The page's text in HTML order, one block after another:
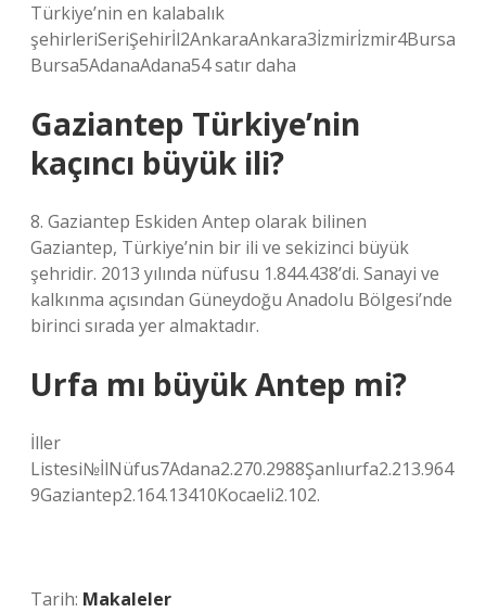
Türkiye’nin en kalabalık
şehirleriSeriŞehirİl2AnkaraAnkara3İzmirİzmir4Bursa
Bursa5AdanaAdana54 satır daha
Gaziantep Türkiye’nin
kaçıncı büyük ili?
8. Gaziantep Eskiden Antep olarak bilinen
Gaziantep, Türkiye’nin bir ili ve sekizinci büyük
şehridir. 2013 yılında nüfusu 1.844.438’di. Sanayi ve
kalkınma açısından Güneydoğu Anadolu Bölgesi’nde
birinci sırada yer almaktadır.
Urfa mı büyük Antep mi?
İller
Listesi№İlNüfus7Adana2.270.2988Şanlıurfa2.213.964
9Gaziantep2.164.13410Kocaeli2.102.
Tarih: Makaleler